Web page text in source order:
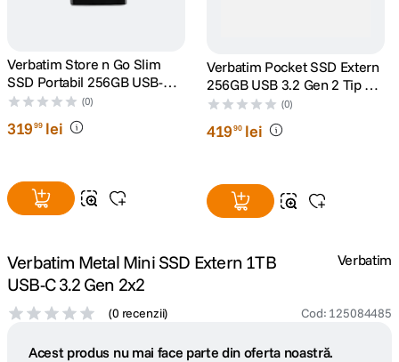
9. insta 360
10 . godox
Verbatim Store n Go Slim
SSD Portabil 256GB USB-C
Negru
(0)
31999 lei
Verbatim Pocket SSD Extern
256GB USB 3.2 Gen 2 Tip C
Negru/Gri
(0)
41990 lei
Verbatim Metal Mini SSD Extern 1TB
USB-C 3.2 Gen 2x2
(0 recenzii) Cod: 125084485
Verbatim
Acest produs nu mai face parte din oferta noastră.